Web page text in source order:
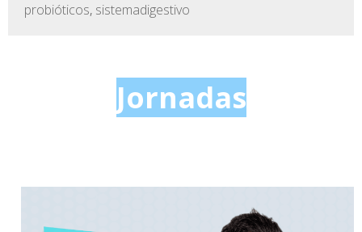
probióticos, sistemadigestivo
Jornadas